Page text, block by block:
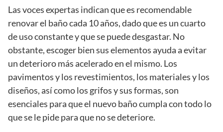
Las voces expertas indican que es recomendable
renovar el baño cada 10 años, dado que es un cuarto
de uso constante y que se puede desgastar. No
obstante, escoger bien sus elementos ayuda a evitar
un deterioro más acelerado en el mismo. Los
pavimentos y los revestimientos, los materiales y los
diseños, así como los grifos y sus formas, son
esenciales para que el nuevo baño cumpla con todo lo
que se le pide para que no se deteriore.